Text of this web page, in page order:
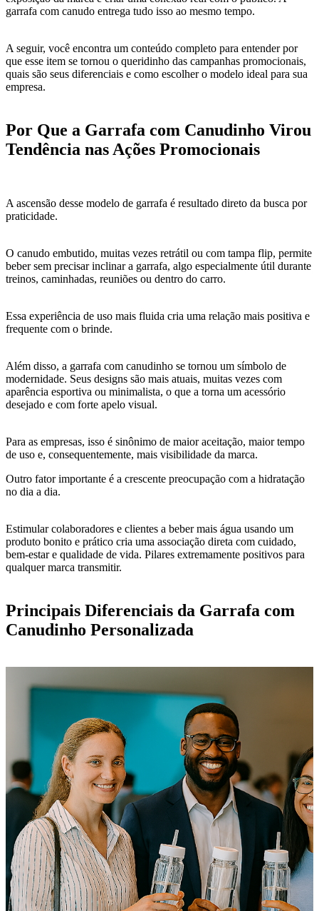
garrafa com canudo entrega tudo isso ao mesmo tempo.
A seguir, você encontra um conteúdo completo para entender por
que esse item se tornou o queridinho das campanhas promocionais,
quais são seus diferenciais e como escolher o modelo ideal para sua
empresa.
Por Que a Garrafa com Canudinho Virou
Tendência nas Ações Promocionais
A ascensão desse modelo de garrafa é resultado direto da busca por
praticidade.
O canudo embutido, muitas vezes retrátil ou com tampa flip, permite
beber sem precisar inclinar a garrafa, algo especialmente útil durante
treinos, caminhadas, reuniões ou dentro do carro.
Essa experiência de uso mais fluida cria uma relação mais positiva e
frequente com o brinde.
Além disso, a garrafa com canudinho se tornou um símbolo de
modernidade. Seus designs são mais atuais, muitas vezes com
aparência esportiva ou minimalista, o que a torna um acessório
desejado e com forte apelo visual.
Para as empresas, isso é sinônimo de maior aceitação, maior tempo
de uso e, consequentemente, mais visibilidade da marca.
Outro fator importante é a crescente preocupação com a hidratação
no dia a dia.
Estimular colaboradores e clientes a beber mais água usando um
produto bonito e prático cria uma associação direta com cuidado,
bem-estar e qualidade de vida. Pilares extremamente positivos para
qualquer marca transmitir.
Principais Diferenciais da Garrafa com
Canudinho Personalizada